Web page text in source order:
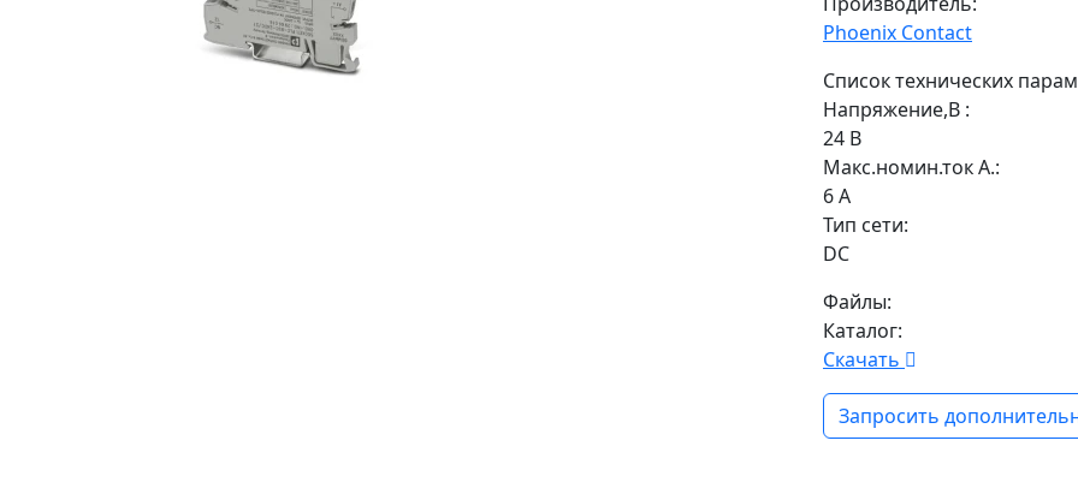
Phoenix Contact
Список технических
Напряжение,В :
24 В
Макс.номин.ток А.:
6 А
Тип сети:
DC
Файлы:
Каталог:
Скачать
Запросить